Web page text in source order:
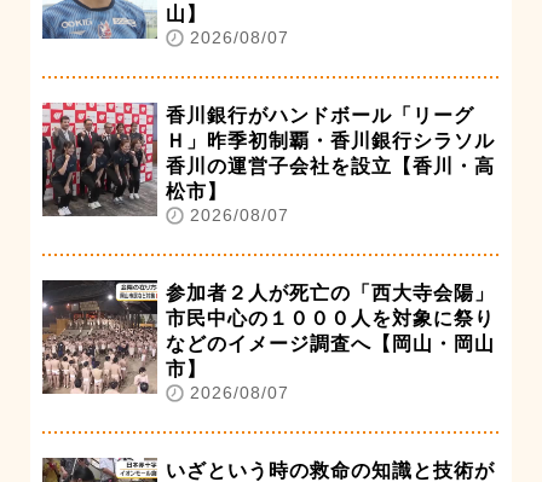
山】
2026/08/07
香川銀行がハンドボール「リーグ
Ｈ」昨季初制覇・香川銀行シラソル
香川の運営子会社を設立【香川・高
松市】
2026/08/07
参加者２人が死亡の「西大寺会陽」
市民中心の１０００人を対象に祭り
などのイメージ調査へ【岡山・岡山
市】
2026/08/07
いざという時の救命の知識と技術が